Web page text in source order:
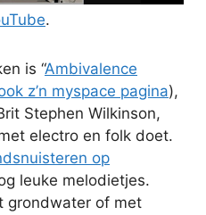
.
is “Ambivalence
z’n myspace pagina),
Stephen Wilkinson,
electro en folk doet.
op
leuke melodietjes.
grondwater of met